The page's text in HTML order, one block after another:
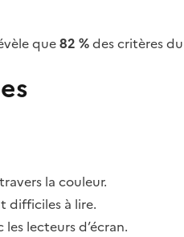
que82 %des critères
la couleur.
difficiles à lire.
lecteurs d’écran.